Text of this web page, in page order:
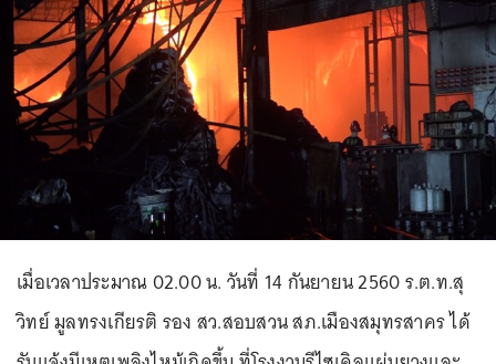
เมื่อเวลาประมาณ 02.00 น. วันที่ 14 กันยายน 2560 ร.ต.ท.สุ
วิทย์ มูลทรงเกียรติ รอง สว.สอบสวน สภ.เมืองสมุทรสาคร ได้